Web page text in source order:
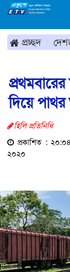
প্রচ্ছদ
দিয়ে
হিলি প্রতিনিধি
প্রকাশিত :
২০২০